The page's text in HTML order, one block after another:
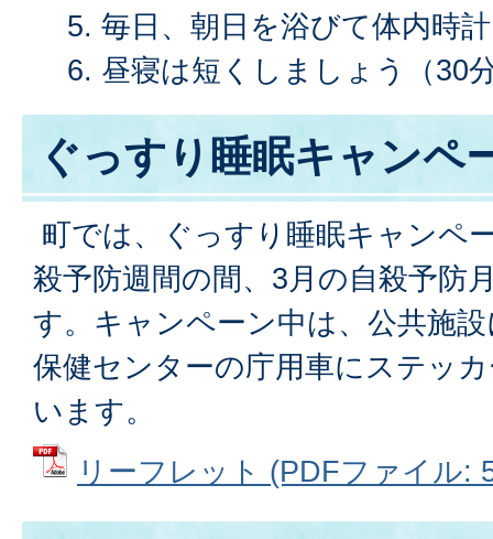
毎日、朝日を浴びて体内時
昼寝は短くしましょう（30
ぐっすり睡眠キャンペ
町では、ぐっすり睡眠キャンペ
殺予防週間の間、3月の自殺予防
す。キャンペーン中は、公共施
保健センターの庁用車にステッ
います。
リーフレット (PDFファイル: